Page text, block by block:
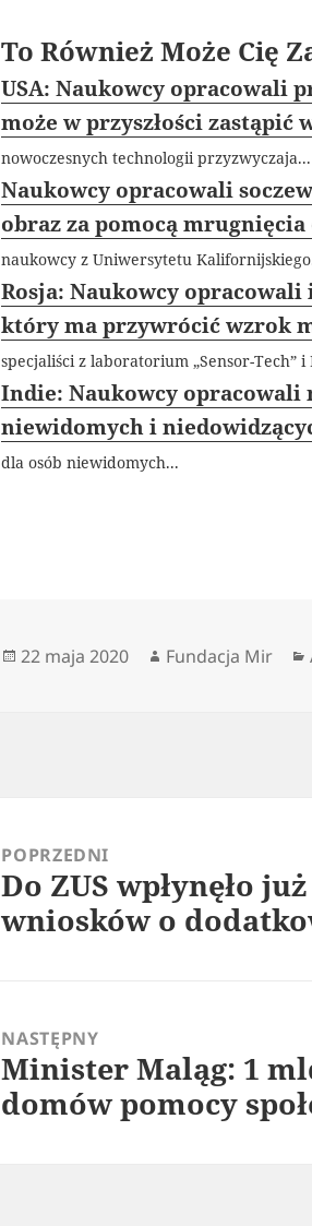
To Również Może Cię
USA: Naukowcy opracowali
może w przyszłości zastąpić
nowoczesnych technologii przyzwyczaja...
Naukowcy opracowali
obraz za pomocą
naukowcy z Uniwersytetu
Rosja: Naukowcy
który ma przywrócić wzrok
specjaliści z laboratorium „Sensor-Tech”
Indie: Naukowcy
niewidomych i
dla osób niewidomych...
Data
22 maja 2020 Autor
Fundacja Mir
POPRZEDNI
Poprzedni
wpis:
Do ZUS wpłynęło
wniosków o
NASTĘPNY
Następny
wpis:
Minister Maląg: 1
domów pomocy